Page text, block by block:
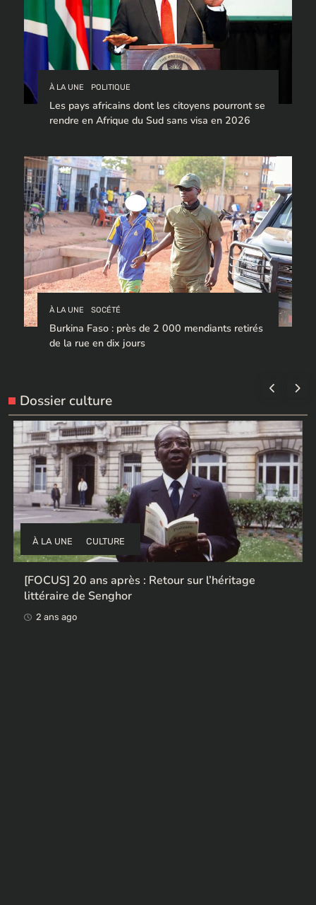
À LA UNE POLITIQUE
Les pays africains dont les citoyens pourront se
rendre en Afrique du Sud sans visa en 2026
À LA UNE SOCÉTÉ
Burkina Faso : près de 2 000 mendiants retirés
de la rue en dix jours
Dossier culture
À LA UNE CULTURE
Ces ex-colonisateurs européens qui rendent des
œuvres africaines pillées